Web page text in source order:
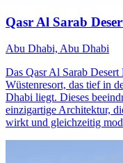
Qasr Al Sarab
Abu Dhabi, Abu Dhabi
Das Qasr Al Sarab
Wüstenresort, das tief in
Dhabi liegt. Dieses
einzigartige Architektur,
wirkt und gleichzeitig